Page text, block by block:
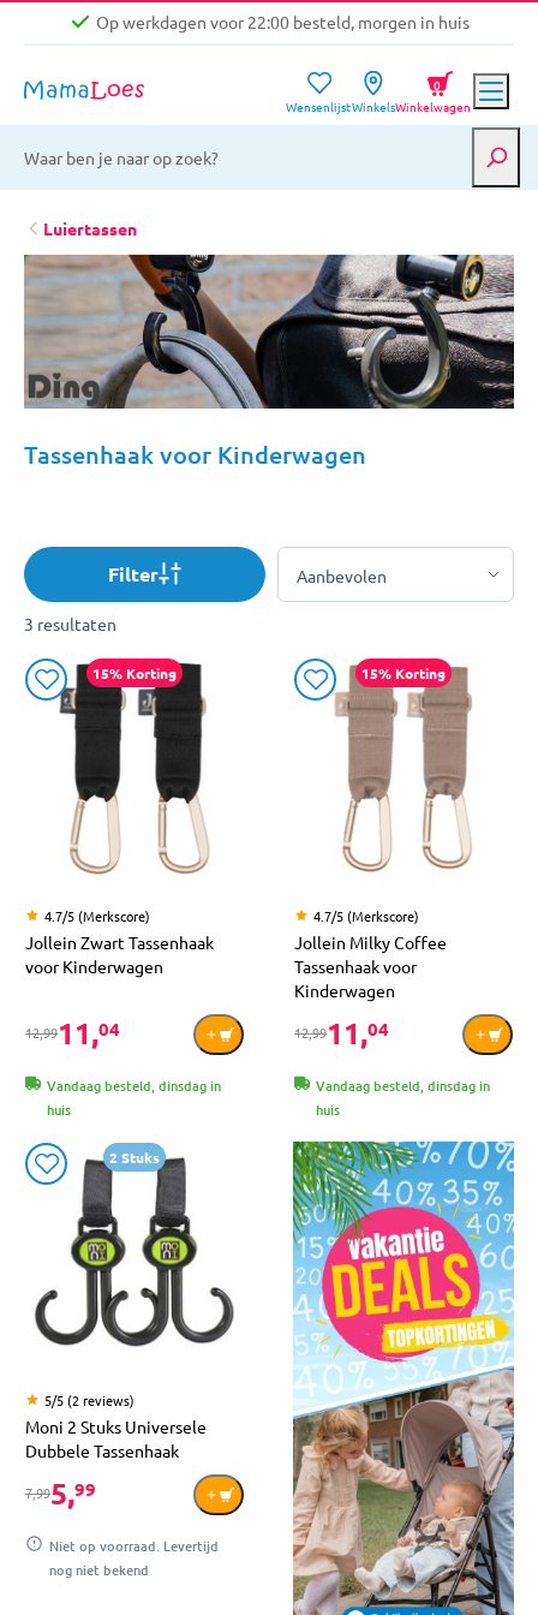
Op werkdagen voor 22:00 besteld, morgen in huis
Gratis verzending vanaf €39,-
Op werkdagen voor 22:00 besteld, morgen in huis
WensenlijstWinkelsWinkelwagen
0
Luiertassen
Tassenhaak voor Kinderwagen
Filter
3 resultaten
15% Korting
4.7/5 (Merkscore)
Jollein Zwart Tassenhaak
voor Kinderwagen
12,9911,04
Vandaag besteld, dinsdag in
huis
15% Korting
4.7/5 (Merkscore)
Jollein Milky Coffee
Tassenhaak voor
Kinderwagen
12,9911,04
Vandaag besteld, dinsdag in
huis
2 Stuks
5/5 (2 reviews)
Moni 2 Stuks Universele
Dubbele Tassenhaak
7,995,99
Niet op voorraad. Levertijd
nog niet bekend